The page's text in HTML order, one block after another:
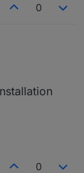
0
zu werden.
mir Unraid
0